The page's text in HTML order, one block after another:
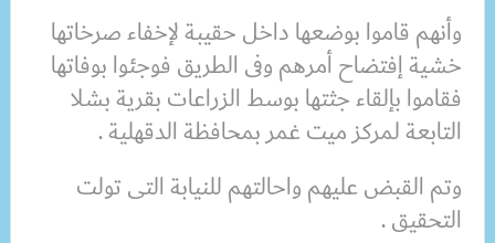
وأنهم قاموا بوضعها داخل حقيبة لإخفاء صرخاتها
خشية إفتضاح أمرهم وفى الطريق فوجئوا بوفاتها
فقاموا بإلقاء جثتها بوسط الزراعات بقرية بشلا
التابعة لمركز ميت غمر بمحافظة الدقهلية .
وتم القبض عليهم واحالتهم للنيابة التى تولت
التحقيق .